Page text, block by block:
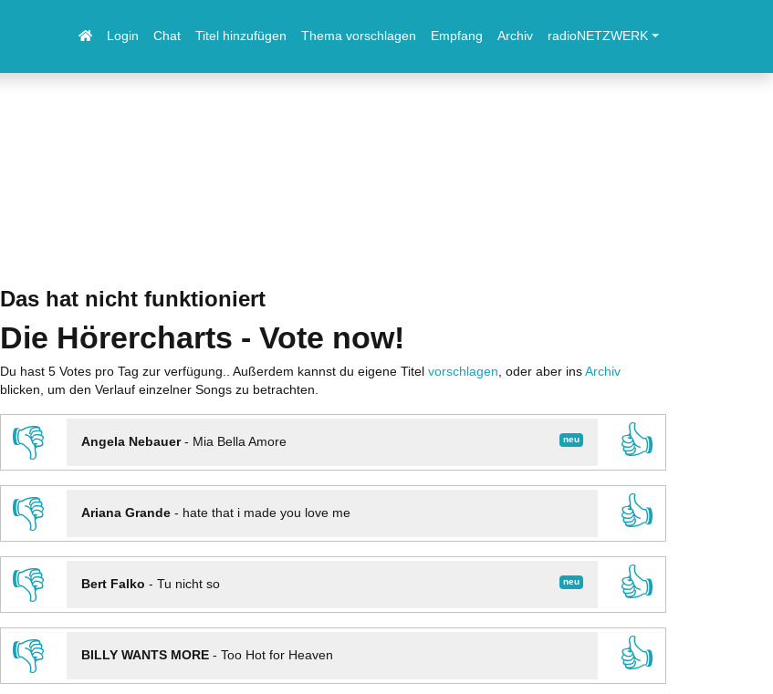
Login Chat Titel hinzufügen Thema vorschlagen Empfang Archiv radioNETZWERK
Das hat nicht funktioniert
Die Hörercharts - Vote now!
Du hast 5 Votes pro Tag zur verfügung.. Außerdem kannst du eigene Titel vorschlagen , oder aber ins Archiv
blicken, um den Verlauf einzelner Songs zu betrachten.
👎 neu
Angela Nebauer- Mia Bella Amore
👍
👎
Ariana Grande- hate that i made you love me
👍
👎
neu
Bert Falko - Tu nicht so
👍
👎
BILLY WANTS MORE- Too Hot for Heaven
👍